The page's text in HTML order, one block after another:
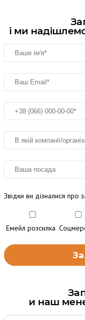
і ми
Звідки ви дізналися про
Емейл розсилка
и наш